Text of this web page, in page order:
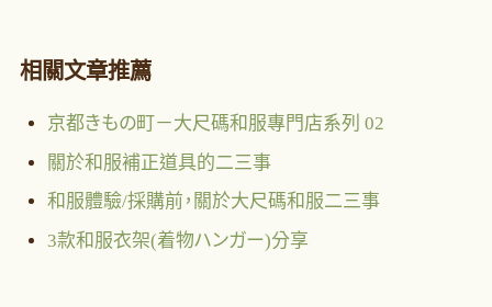
相關文章推薦
京都きもの町－大尺碼和服專門店系列 02
關於和服補正道具的二三事
和服體驗/採購前，關於大尺碼和服二三事
3款和服衣架(着物ハンガー)分享